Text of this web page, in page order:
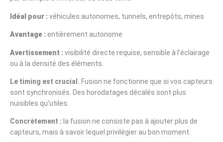
Idéal pour : véhicules autonomes, tunnels, entrepôts, mines
Avantage : entièrement autonome
Avertissement : visibilité directe requise, sensible à l’éclairage
ou à la densité des éléments.
Le timing est crucial. Fusion ne fonctionne que si vos capteurs
sont synchronisés. Des horodatages décalés sont plus
nuisibles qu'utiles.
Concrètement : la fusion ne consiste pas à ajouter plus de
capteurs, mais à savoir lequel privilégier au bon moment.